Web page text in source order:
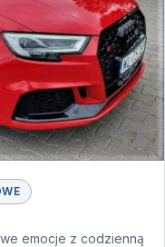
emocje z codzienną